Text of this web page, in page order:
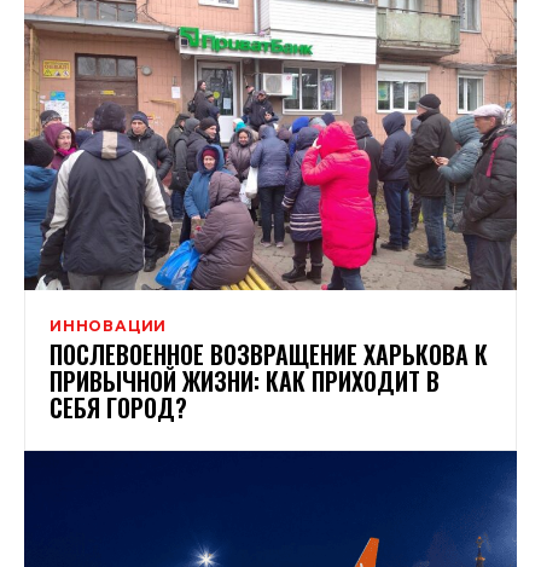
ИННОВАЦИИ
ПОСЛЕВОЕННОЕ ВОЗВРАЩЕНИЕ ХАРЬКОВА К
ПРИВЫЧНОЙ ЖИЗНИ: КАК ПРИХОДИТ В
СЕБЯ ГОРОД?